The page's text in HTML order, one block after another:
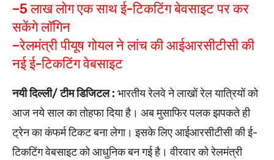
–5 लाख लोग एक साथ ई-टिकटिंग बेवसाइट पर कर
सकेंगे लॉगिन
–रेलमंत्री पीयूष गोयल ने लांच की आईआरसीटीसी की
नई ई-टिकटिंग वेबसाइट
नयी दिल्ली/ टीम डिजिटल : भारतीय रेलवे ने लाखों रेल यात्रियों को
आज नये साल का तोहफा दिया है। अब मुसाफिर पलक झपकते ही
ट्रेन का कंफर्म टिकट बना लेगा। इसके लिए आईआरसीटीसी की ई-
टिकटिंग वेबसाइट को आधुनिक बन गई है। वीरवार को रेलमंत्री